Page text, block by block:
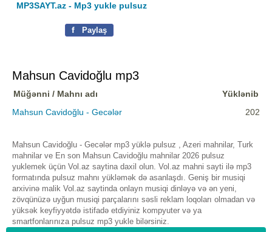
MP3SAYT.az - Mp3 yukle pulsuz
f Paylaş
Mahsun Cavidoğlu mp3
Müğənni / Mahnı adı
Yüklənib
Mahsun Cavidoğlu - Gecələr
202
Mahsun Cavidoğlu - Gecələr mp3 yüklə pulsuz , Azeri mahnilar, Turk
mahnilar ve En son Mahsun Cavidoğlu mahnilar 2026 pulsuz
yuklemek üçün Vol.az saytina daxil olun. Vol.az mahni sayti ilə mp3
formatında pulsuz mahnı yükləmək də asanlaşdı. Geniş bir musiqi
arxivinə malik Vol.az saytinda onlayn musiqi dinləyə və ən yeni,
zövqünüzə uyğun musiqi parçalarını səsli reklam loqoları olmadan və
yüksək keyfiyyətdə istifadə etdiyiniz kompyuter və ya
smartfonlarınıza pulsuz mp3 yukle bilərsiniz.